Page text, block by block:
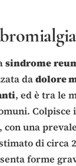
sindrome
dadolore
, ed è tra le
Colpisce
, con una
di circa
forme